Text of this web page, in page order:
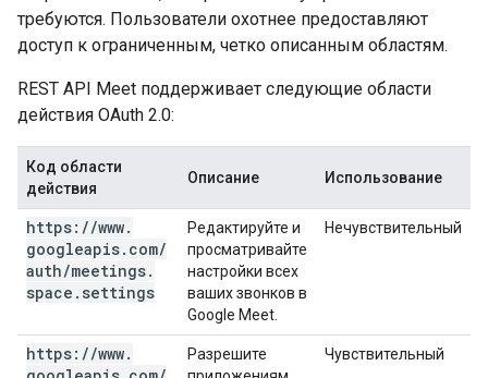
требуются. Пользователи охотнее предоставляют
доступ к ограниченным, четко описанным областям.
REST API Meet поддерживает следующие области
действия OAuth 2.0:
Код области
действия
Описание Использование
https: //www.
googleapis. com/
auth/meetings.
space . settings
Редактируйте и
просматривайте
настройки всех
ваших звонков в
Google Meet.
Нечувствительный
https: //www.
Разрешите
Чувствительный